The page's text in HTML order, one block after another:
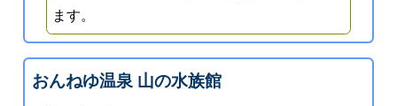
ます。
おんねゆ温泉 山の水族館